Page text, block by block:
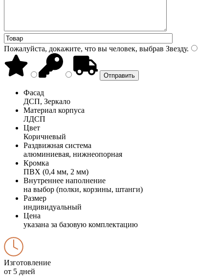
Пожалуйста, докажите, что вы человек, выбрав Звезду.
Фасад
ДСП, Зеркало
Материал корпуса
ЛДСП
Цвет
Коричневый
Раздвижная система
алюминиевая, нижнеопорная
Кромка
ПВХ (0,4 мм, 2 мм)
Внутреннее наполнение
на выбор (полки, корзины, штанги)
Размер
индивидуальный
Цена
указана за базовую комплектацию
Изготовление
от 5 дней